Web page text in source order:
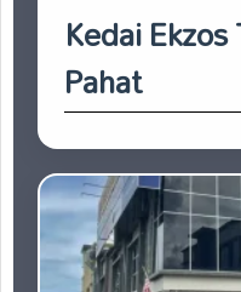
Kedai
Pahat